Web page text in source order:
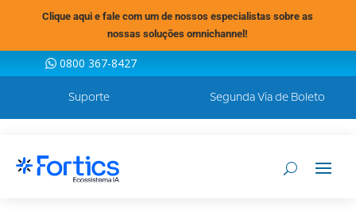
Clique aqui e fale com um de nossos especialistas sobre as
nossas soluções omnichannel!
0800 367-8427
Suporte Segunda Via de Boleto